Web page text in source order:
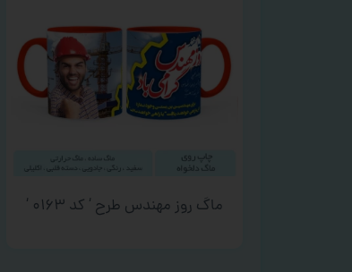
ماگ روز مهندس طرح ‘ کد ۰۱۶۳ ‘